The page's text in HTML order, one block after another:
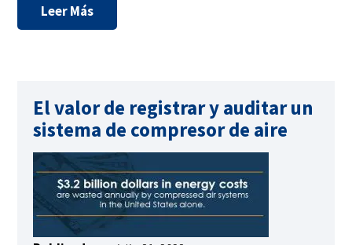
Leer Más
El valor de registrar y auditar un
sistema de compresor de aire